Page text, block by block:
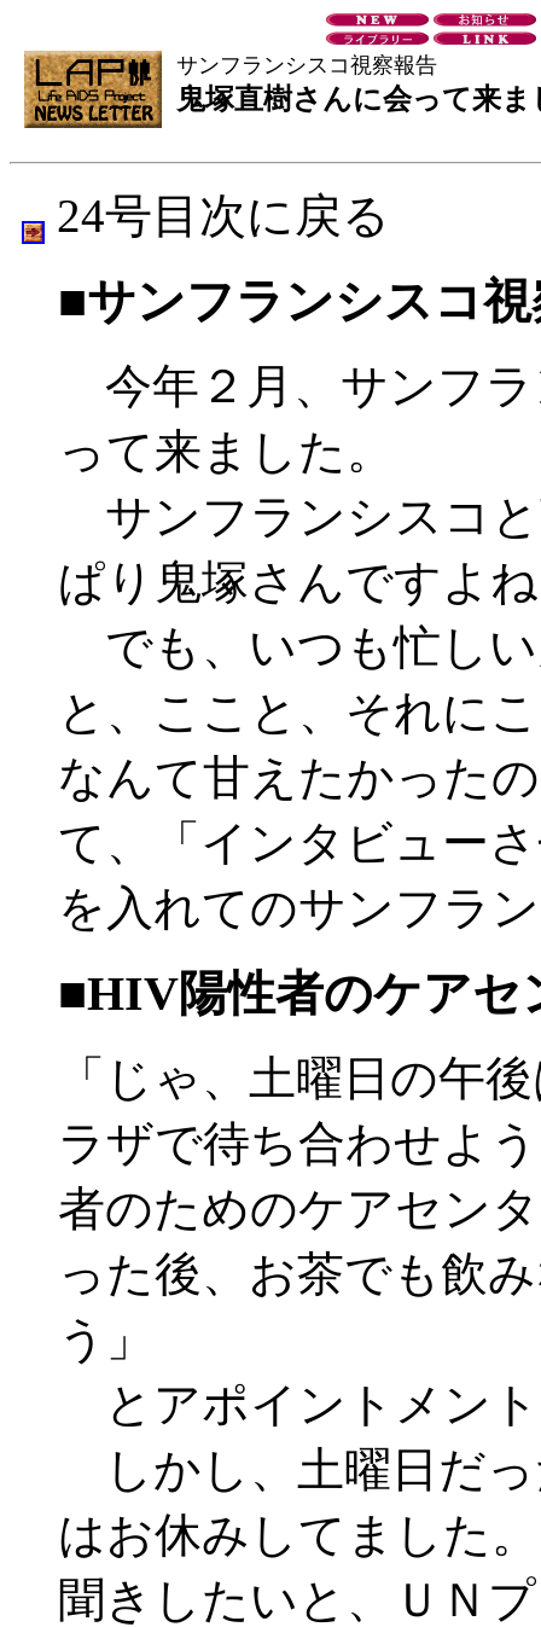
サンフランシスコ視察報告
鬼塚直樹さんに会って来ま
24号目次に戻る
■サンフランシスコ視
今年２月、サンフ
って来ました。
サンフランシスコ
ぱり鬼塚さんですよ
でも、いつも忙し
と、ここと、それに
なんて甘えたかった
て、「インタビュー
を入れてのサンフラ
■HIV陽性者のケアセ
「じゃ、土曜日の午
ラザで待ち合わせよ
者のためのケアセン
った後、お茶でも飲
う」
とアポイントメン
しかし、土曜日だ
はお休みしてました
聞きしたいと、ＵＮ